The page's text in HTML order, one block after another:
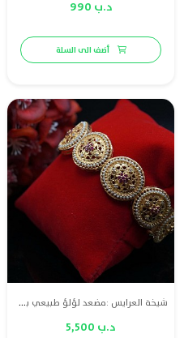
د.ب 990
أضف الى السلة
شيخة العرايس :مضعد لؤلؤ طبيعي بحريني مع ذهب عيار 21 والماس وياقوت
د.ب 5,500